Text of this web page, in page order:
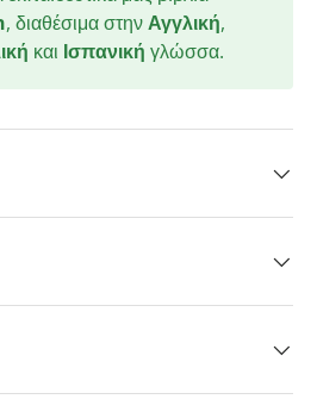
, διαθέσιμα στηνΑγγλική,
και Ισπανική γλώσσα.